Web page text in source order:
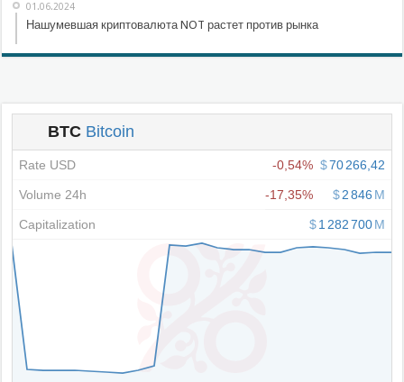
01.06.2024
Нашумевшая криптовалюта NOT растет против рынка